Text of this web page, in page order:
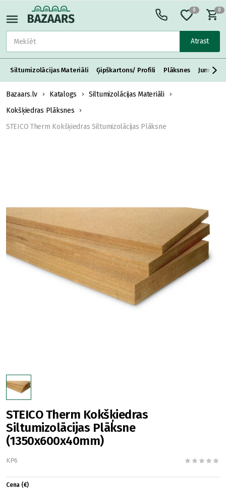
Atrast
0 0
Siltumizolācijas Materiāli Ģipškartons/ Profili Plāksnes Jumta
Bazaars.lv Katalogs
Siltumizolācijas Materiāli
Kokšķiedras Plāksnes
STEICO Therm Kokšķiedras Siltumizolācijas Plāksne
STEICO Therm Kokšķiedras
Siltumizolācijas Plāksne
(1350x600x40mm)
KP6
Cena (€)